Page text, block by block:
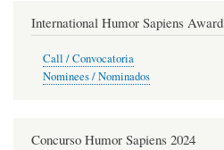
International Humor Sapiens Award
Call / Convocatoria
Nominees / Nominados
Concurso Humor Sapiens 2024